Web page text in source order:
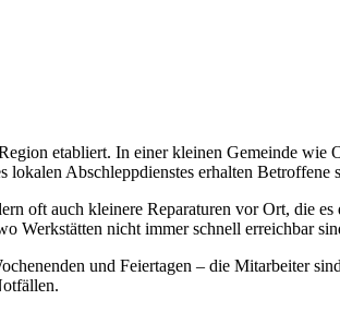
etabliert. In einer kleinen Gemeinde wie
Abschleppdienstes erhalten
oft auch kleinere Reparaturen vor Ort, die
Werkstätten nicht immer schnell erreichbar
und Feiertagen – die Mitarbeiter